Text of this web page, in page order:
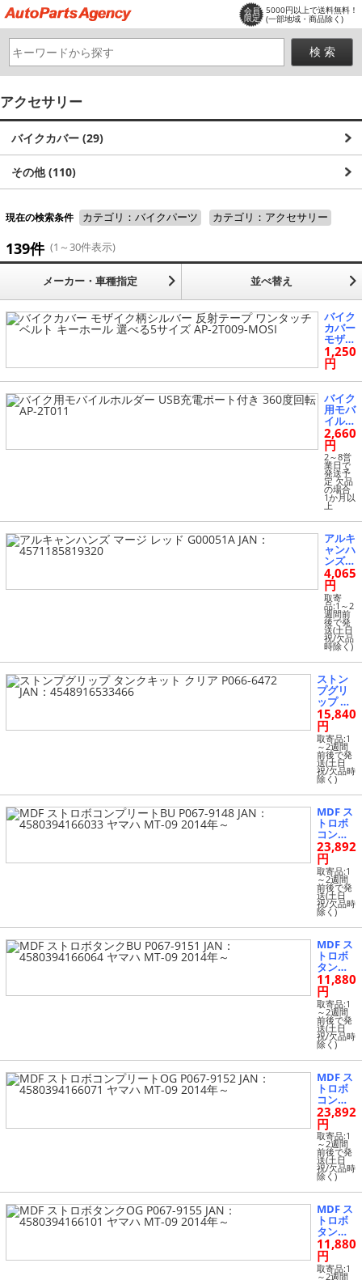
会員
限定
5000円以上で送料無料！
(一部地域・商品除く)
アクセサリー
バイクカバー (29)
その他 (110)
現在の検索条件 カテゴリ：バイクパーツ カテゴリ：アクセサリー
139件 (1～30件表示)
メーカー・車種指定 並べ替え
バイク
カバー
モザイ
ク柄シ
ルバー
反射テ
ープ
ワンタ
ッチベ
ルト
キーホ
ール
選べる
5サイ
ズ AP-
2T009-
MOSI
1,250
円
バイク
用モバ
イルホ
ルダー
USB充
電ポー
ト付き
360度
回転 A
P-2T0
11
2,660
円
2～8営
業日で
発送予
定 欠品
の場合
1か月以
上
アルキ
ャンハ
ンズ
マージ
レッド
G0005
1A JA
N：45
71185
81932
0
4,065
円
取寄
品:1～2
週間前
後で発
送(土日
祝/欠品
時除く)
ストン
プグリ
ップ タ
ンクキ
ット ク
リア P0
66-6472
JAN：4
5489165
33466
15,840
円
取寄品:1
～2週間
前後で発
送(土日
祝/欠品時
除く)
MDF ス
トロボ
コンプ
リートB
U P067-
9148 JA
N：458
0394166
033 ヤ
マハ MT
-09 2014
23,892
円
取寄品:1
～2週間
前後で発
送(土日
祝/欠品時
除く)
MDF ス
トロボ
タンクB
U P067-
9151 JA
N：458
0394166
064 ヤ
マハ MT
-09 2014
年～
11,880
円
取寄品:1
～2週間
前後で発
送(土日
祝/欠品時
除く)
MDF ス
トロボ
コンプ
リートO
G P067-
9152 JA
N：458
0394166
071 ヤ
マハ MT
-09 2014
23,892
円
取寄品:1
～2週間
前後で発
送(土日
祝/欠品時
除く)
MDF ス
トロボ
タンクO
G P067-
9155 JA
N：458
11,880
円
取寄品:1
～2週間